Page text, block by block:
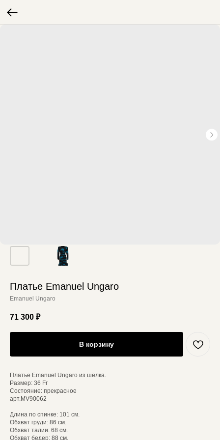
Платье Emanuel Ungaro
Emanuel Ungaro
71 300 ₽
В корзину
Платье Emanuel Ungaro из шёлка.
Размер: 36 Fr
Состояние: прекрасное
арт.MV90062
Длина по спинке: 101 см.
Обхват груди: 86 см.
Обхват талии: 68 см.
Обхват бедер: 88 см.